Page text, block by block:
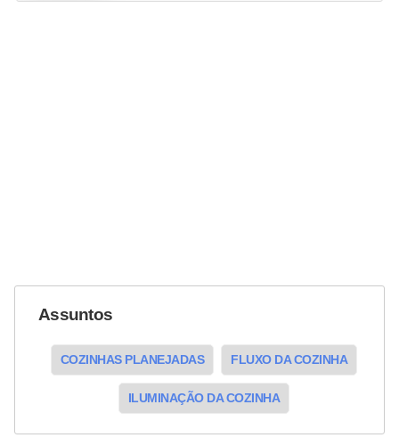
Assuntos
COZINHAS PLANEJADAS FLUXO DA COZINHA
ILUMINAÇÃO DA COZINHA